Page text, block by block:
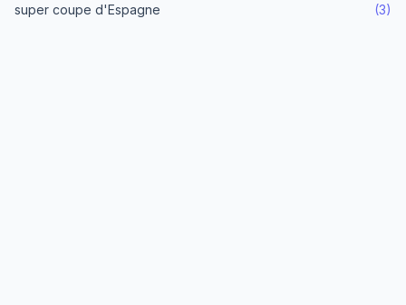
super coupe d'Espagne
(3)